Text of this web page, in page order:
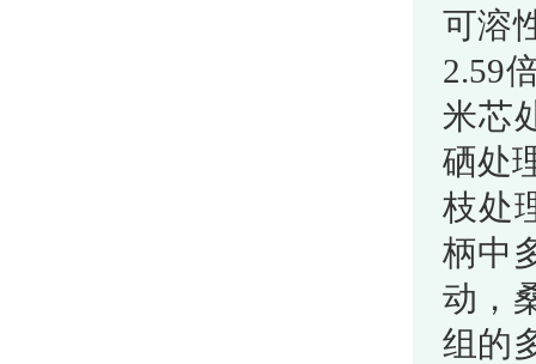
可溶
2.59
米芯
硒处
枝处
柄中
动，
组的